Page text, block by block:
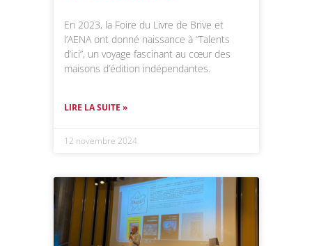
En 2023, la Foire du Livre de Brive et
l’AENA ont donné naissance à “Talents
d’ici”, un voyage fascinant au cœur des
maisons d’édition indépendantes.
LIRE LA SUITE »
12 novembre 2024